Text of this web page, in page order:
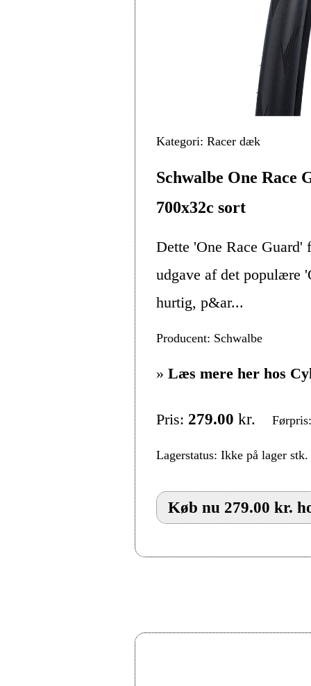
Kategori: Racer dæk
Schwalbe One
700x32c sort
Dette 'One Race
udgave af det populære
hurtig, p&ar...
Producent: Schwalbe
» Læs mere her hos
Pris: 279.00 kr.
Lagerstatus: Ikke på lager stk.
Køb nu 279.00 kr.